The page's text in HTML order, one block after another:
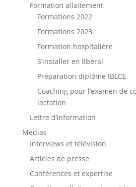
Formation allaitement
Formations 2022
Formations 2023
Formation hospitalière
S’installer en libéral
Préparation diplôme IBLCE
Coaching pour l’examen de
lactation
Lettre d’information
Médias
Interviews et télévision
Articles de presse
Conférences et expertise